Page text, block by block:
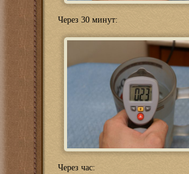
Через 30 минут:
Через час: